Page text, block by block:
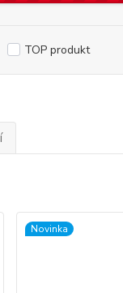
TOP produkt
Novinka